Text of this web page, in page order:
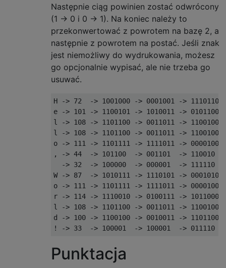
Następnie ciąg powinien zostać odwrócony
(1 -> 0 i 0 -> 1). Na koniec należy to
przekonwertować z powrotem na bazę 2, a
następnie z powrotem na postać. Jeśli znak
jest niemożliwy do wydrukowania, możesz
go opcjonalnie wypisać, ale nie trzeba go
usuwać.
H -> 72  -> 1001000 -> 0001001 -> 1110110
e -> 101 -> 1100101 -> 1010011 ->
l -> 108 -> 1101100 -> 0011011 -> 1100100
l -> 108 -> 1101100 -> 0011011 -> 1100100
o -> 111 -> 1101111 -> 1111011 ->
, -> 44  -> 101100  -> 001101  -> 110010
-> 32  -> 100000  -> 000001  -> 111110
W -> 87  -> 1010111 -> 1110101 ->
o -> 111 -> 1101111 -> 1111011 ->
r -> 114 -> 1110010 -> 0100111 ->
l -> 108 -> 1101100 -> 0011011 -> 1100100
d -> 100 -> 1100100 -> 0010011 ->
Punktacja